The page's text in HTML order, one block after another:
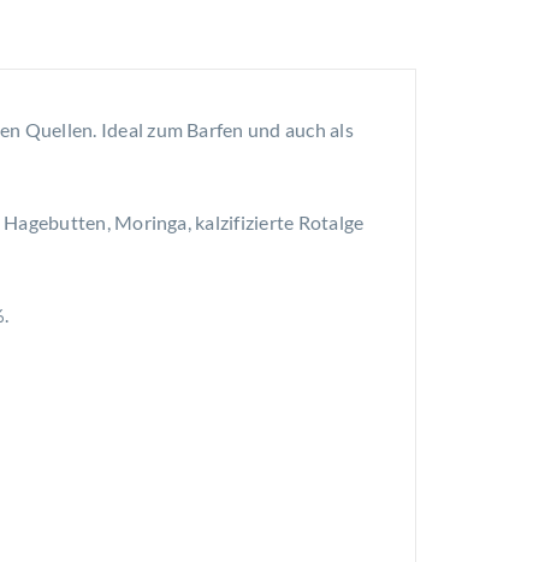
Quellen. Ideal zum Barfen und auch als
Hagebutten, Moringa, kalzifizierte Rotalge